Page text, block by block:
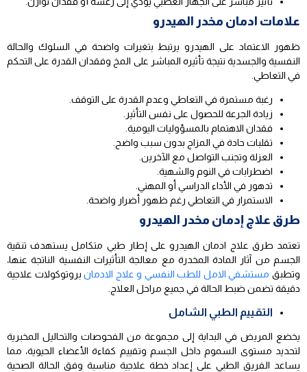
علامات ادمان مخدر الهيدرو
ظهور الاعتماد على الهيدرو يرتبط بتغيرات واضحة في السلوك والحالة
النفسية والجسدية نتيجة تأثيره المباشر على المخ وفقدان القدرة على التحكم
في التعاطي.
رغبة مستمرة في التعاطي وعدم القدرة على التوقف.
زيادة الجرعة للحصول على نفس التأثير.
فقدان الاهتمام بالمسؤوليات اليومية.
تقلبات حادة في المزاج بدون سبب واضح.
العزلة وتجنب التواصل مع الآخرين.
اضطرابات في النوم والشهية.
تدهور في الأداء الدراسي أو المهني.
الاستمرار في التعاطي رغم ظهور أضرار واضحة.
طرق علاج إدمان مخدر الهيدرو
تعتمد طرق علاج ادمان الهيدرو على إطار طبي متكامل يستهدف تنقية
الجسم من آثار المادة المخدرة مع معالجة التأثيرات النفسية الناتجة عنها،
وتطبق مستشفي الامل للطب النفسي و علاج الادمانبروتوكولات علاجية
دقيقة تضمن ضبط الحالة في جميع مراحل العلاج.
التقييم الطبي الشامل
يخضع المريض في البداية إلى مجموعة من الفحوصات والتحاليل المخبرية
لتحديد مستوى السموم داخل الجسم وتقييم كفاءة الأعضاء الحيوية، مما
يساعد الفريق الطبي على إعداد خطة علاجية مناسبة وفق الحالة الصحية